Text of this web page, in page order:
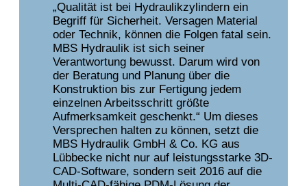
„Qualität ist bei Hydraulikzylindern ein
Begriff für Sicherheit. Versagen Material
oder Technik, können die Folgen fatal sein.
MBS Hydraulik ist sich seiner
Verantwortung bewusst. Darum wird von
der Beratung und Planung über die
Konstruktion bis zur Fertigung jedem
einzelnen Arbeitsschritt größte
Aufmerksamkeit geschenkt.“ Um dieses
Versprechen halten zu können, setzt die
MBS Hydraulik GmbH & Co. KG aus
Lübbecke nicht nur auf leistungsstarke 3D-
CAD-Software, sondern seit 2016 auf die